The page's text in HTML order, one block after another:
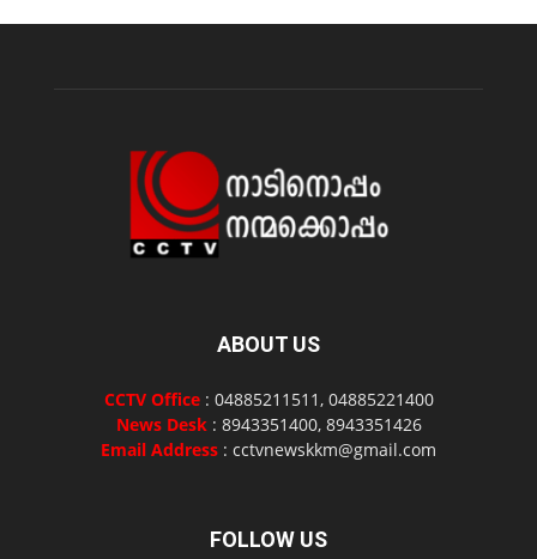
ABOUT US
CCTV Office: 04885211511, 04885221400
News Desk: 8943351400, 8943351426
Email Address : cctvnewskkm@gmail.com
FOLLOW US